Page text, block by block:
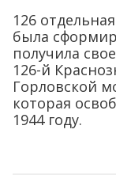
126
была
получила
126-й
Горловской
которая
1944 году.